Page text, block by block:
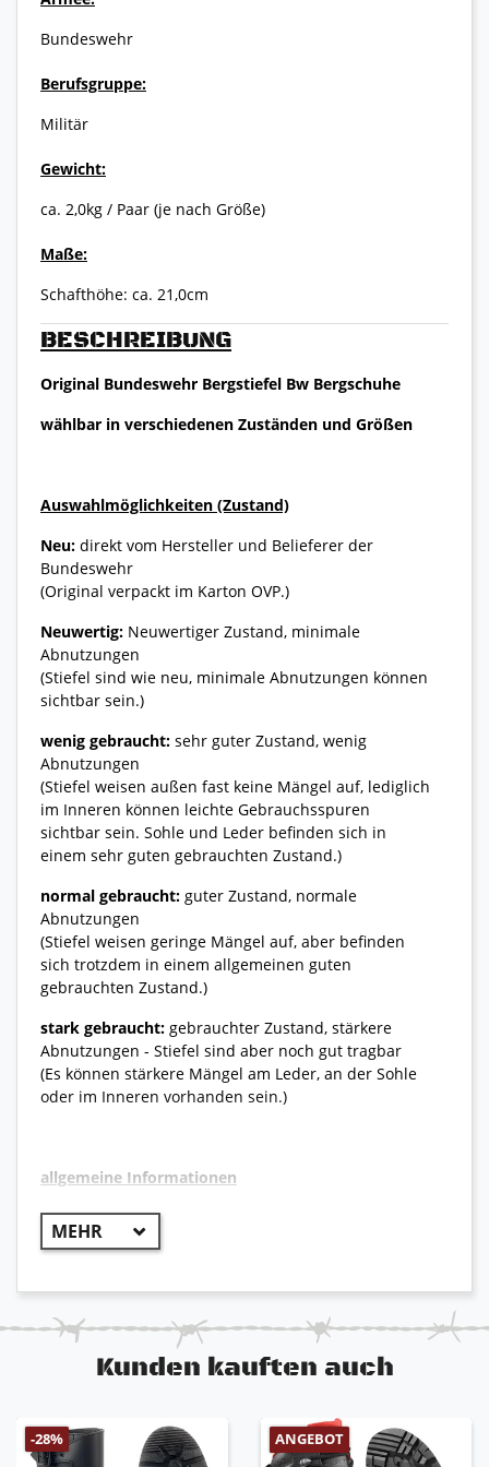
BESCHREIBUNG
Original Bundeswehr Bergstiefel Bw Bergschuhe
wählbar in verschiedenen Zuständen und Größen
Auswahlmöglichkeiten (Zustand)
Neu: direkt vom Hersteller und Belieferer der
Bundeswehr
(Original verpackt im Karton OVP.)
Neuwertig: Neuwertiger Zustand, minimale
Abnutzungen
(Stiefel sind wie neu, minimale Abnutzungen können
sichtbar sein.)
wenig gebraucht: sehr guter Zustand, wenig
Abnutzungen
(Stiefel weisen außen fast keine Mängel auf, lediglich
im Inneren können leichte Gebrauchsspuren
sichtbar sein. Sohle und Leder befinden sich in
einem sehr guten gebrauchten Zustand.)
normal gebraucht: guter Zustand, normale
Abnutzungen
(Stiefel weisen geringe Mängel auf, aber befinden
sich trotzdem in einem allgemeinen guten
gebrauchten Zustand.)
stark gebraucht: gebrauchter Zustand, stärkere
Abnutzungen - Stiefel sind aber noch gut tragbar
(Es können stärkere Mängel am Leder, an der Sohle
oder im Inneren vorhanden sein.)
allgemeine Informationen
++ Original Bundeswehr ++
Originaler Bergstiefel der deutschen Bundeswehr,
hohe Gelenkstabilität
atmungsaktiv und kälteflexibel
Öl-, Säure- und Benzinbeständig
schützender Gummirand
Bundeswehr
Berufsgruppe:
Militär
Gewicht:
ca. 2,0kg / Paar (je nach Größe)
Maße:
Schafthöhe: ca. 21,0cm
Kunden kauften auch
-28% ANGEBOT